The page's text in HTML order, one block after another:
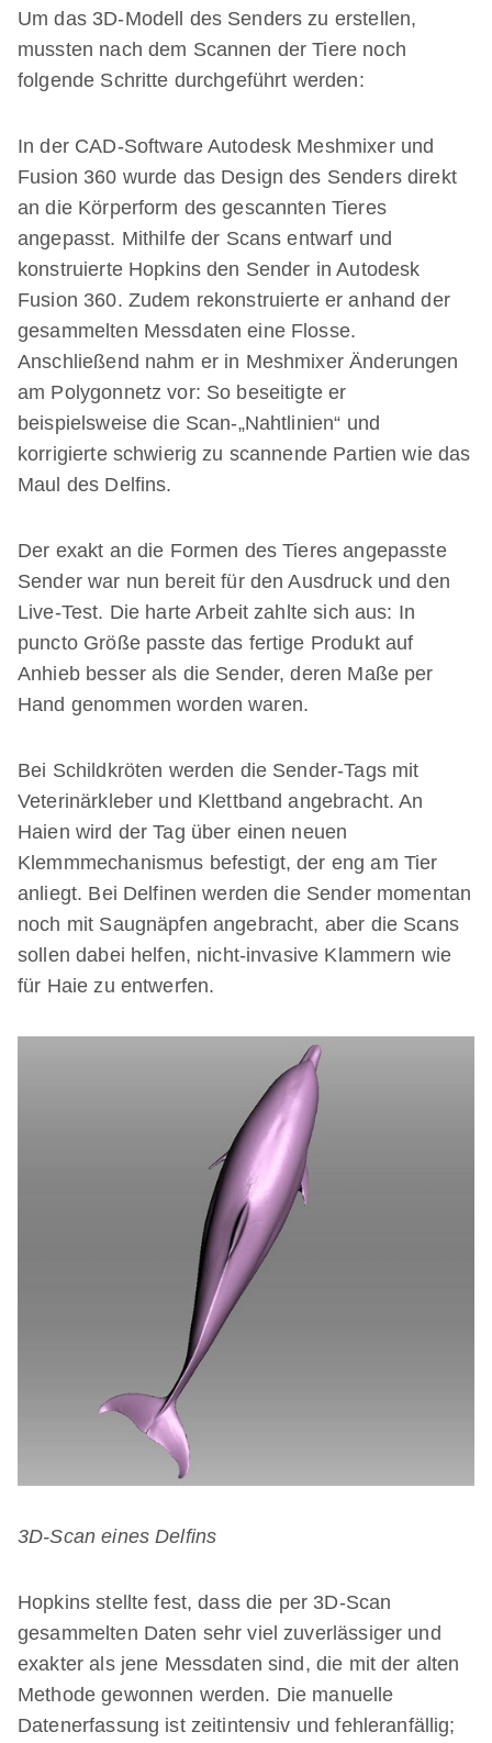
Um das 3D-Modell des Senders zu erstellen,
mussten nach dem Scannen der Tiere noch
folgende Schritte durchgeführt werden:
In der CAD-Software Autodesk Meshmixer und
Fusion 360 wurde das Design des Senders direkt
an die Körperform des gescannten Tieres
angepasst. Mithilfe der Scans entwarf und
konstruierte Hopkins den Sender in Autodesk
Fusion 360. Zudem rekonstruierte er anhand der
gesammelten Messdaten eine Flosse.
Anschließend nahm er in Meshmixer Änderungen
am Polygonnetz vor: So beseitigte er
beispielsweise die Scan-„Nahtlinien“ und
korrigierte schwierig zu scannende Partien wie das
Maul des Delfins.
Der exakt an die Formen des Tieres angepasste
Sender war nun bereit für den Ausdruck und den
Live-Test. Die harte Arbeit zahlte sich aus: In
puncto Größe passte das fertige Produkt auf
Anhieb besser als die Sender, deren Maße per
Hand genommen worden waren.
Bei Schildkröten werden die Sender-Tags mit
Veterinärkleber und Klettband angebracht. An
Haien wird der Tag über einen neuen
Klemmmechanismus befestigt, der eng am Tier
anliegt. Bei Delfinen werden die Sender momentan
noch mit Saugnäpfen angebracht, aber die Scans
sollen dabei helfen, nicht-invasive Klammern wie
für Haie zu entwerfen.
3D-Scan eines Delfins
Hopkins stellte fest, dass die per 3D-Scan
gesammelten Daten sehr viel zuverlässiger und
exakter als jene Messdaten sind, die mit der alten
Methode gewonnen werden. Die manuelle
Datenerfassung ist zeitintensiv und fehleranfällig;